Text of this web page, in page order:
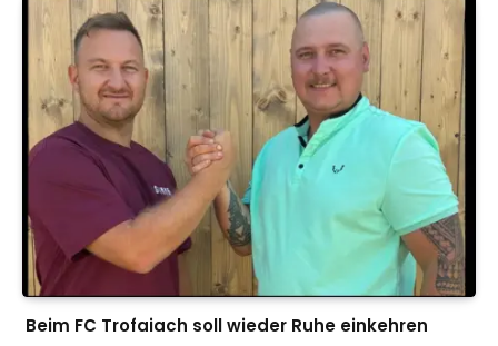
Beim FC Trofaiach soll wieder Ruhe einkehren